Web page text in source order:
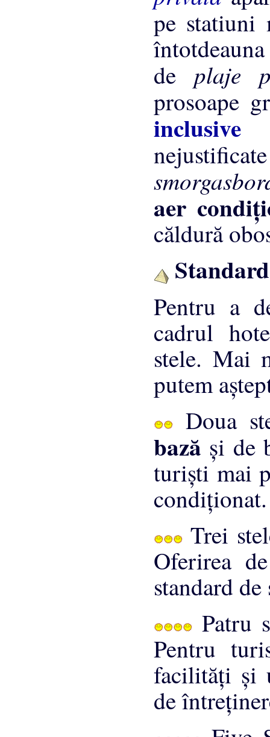
pe statiuni
de plaje
prosoape
aer
căldură
Pentru a
cadrul
stele. Mai
putem
Doua
bază şi de
turişti mai
condiţionat.
Trei
Oferirea
standard
Patru
Pentru
facilităţi şi
de